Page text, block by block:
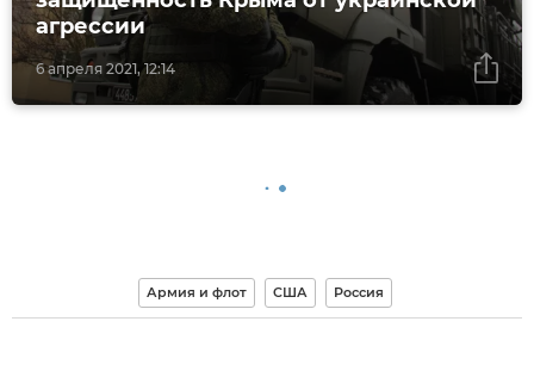
6 апреля 2021, 12:14
агрессии
Армия и флот США Россия